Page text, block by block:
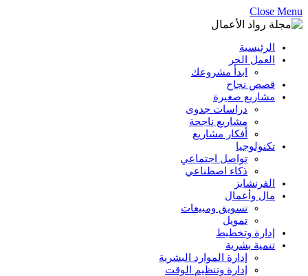
Close Menu
الرئيسية
العمل الحر
ابدأ مشروعك
قصص نجاح
مشاريع صغيرة
دراسات جدوى
مشاريع ناجحة
أفكار مشاريع
تكنولوجيا
تواصل اجتماعي
ذكاء اصطناعي
الفرنشايز
مال وأعمال
تسويق ومبيعات
تمويل
إدارة وتخطيط
تنمية بشرية
إدارة الموارد البشرية
إدارة وتنظيم الوقت